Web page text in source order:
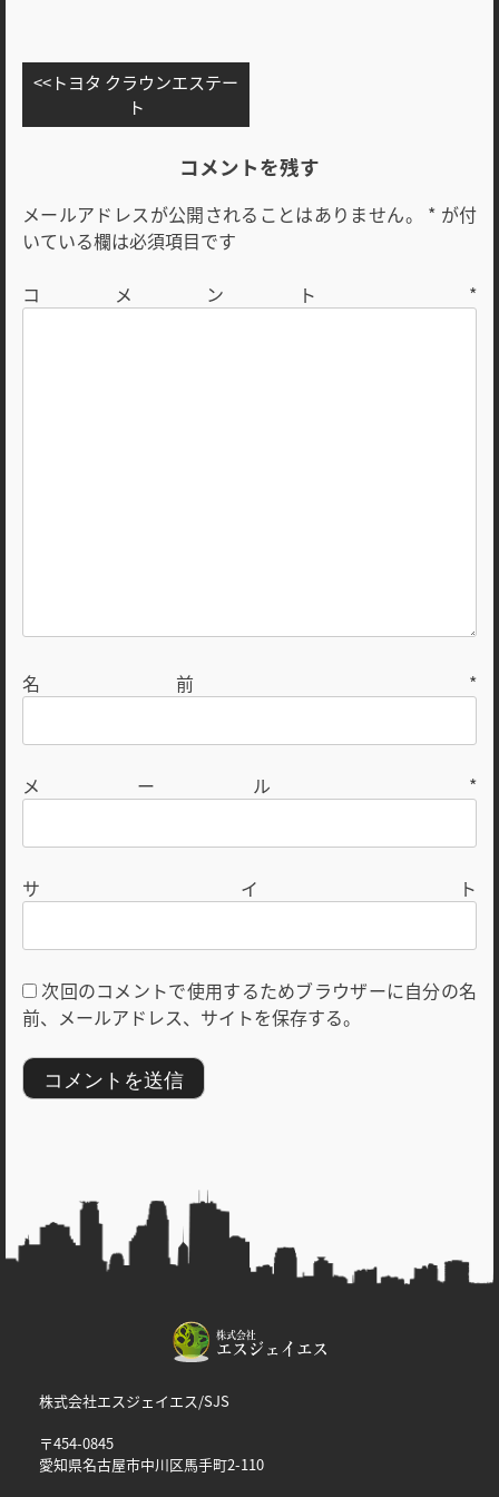
投
ナ
ー
シ
ン
トヨタ クラウンエステー
ト
コメントを残す
メールアドレスが公開されることはありません。 * が付
いている欄は必須項目です
コメント *
名前 *
メール *
サイト
次回のコメントで使用するためブラウザーに自分の名
前、メールアドレス、サイトを保存する。
株式会社エスジェイエス/SJS
〒454-0845
愛知県名古屋市中川区馬手町2-110